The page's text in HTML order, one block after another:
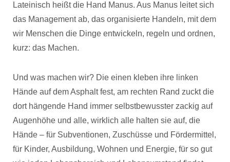
Lateinisch heißt die Hand Manus. Aus Manus leitet sich
das Management ab, das organisierte Handeln, mit dem
wir Menschen die Dinge entwickeln, regeln und ordnen,
kurz: das Machen.
Und was machen wir? Die einen kleben ihre linken
Hände auf dem Asphalt fest, am rechten Rand zuckt die
dort hängende Hand immer selbstbewusster zackig auf
Augenhöhe und alle, wirklich alle halten sie auf, die
Hände – für Subventionen, Zuschüsse und Fördermittel,
für Kinder, Ausbildung, Wohnen und Energie, für so gut